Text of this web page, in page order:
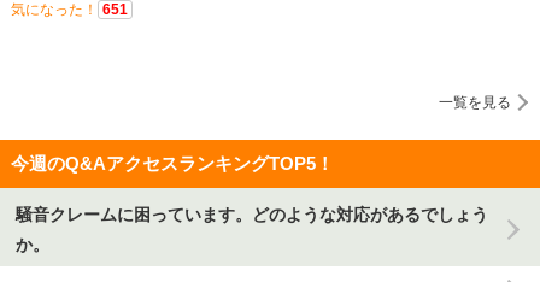
気になった！ 651
一覧を見る
今週のQ&AアクセスランキングTOP5！
騒音クレームに困っています。どのような対応があるでしょう
か。